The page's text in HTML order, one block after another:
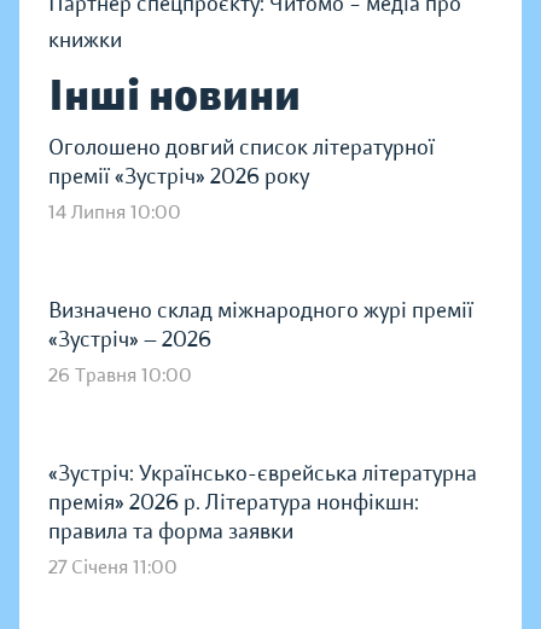
книжки
Інші новини
Оголошено довгий список літературної
премії «Зустріч» 2026 року
14 Липня 10:00
Визначено склад міжнародного журі премії
«Зустріч» — 2026
26 Травня 10:00
«Зустріч: Українсько-єврейська літературна
премія» 2026 р. Література нонфікшн:
правила та форма заявки
27 Січеня 11:00